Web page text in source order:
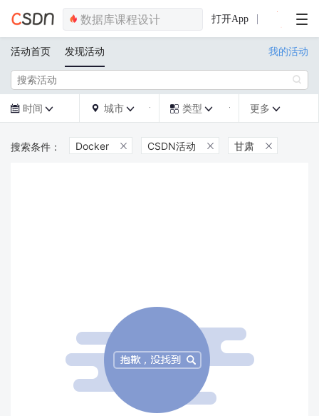
打开App
活动首页 发现活动 我的活动

 时间   城市   类型  更多 
Docker  CSDN活动  甘肃 